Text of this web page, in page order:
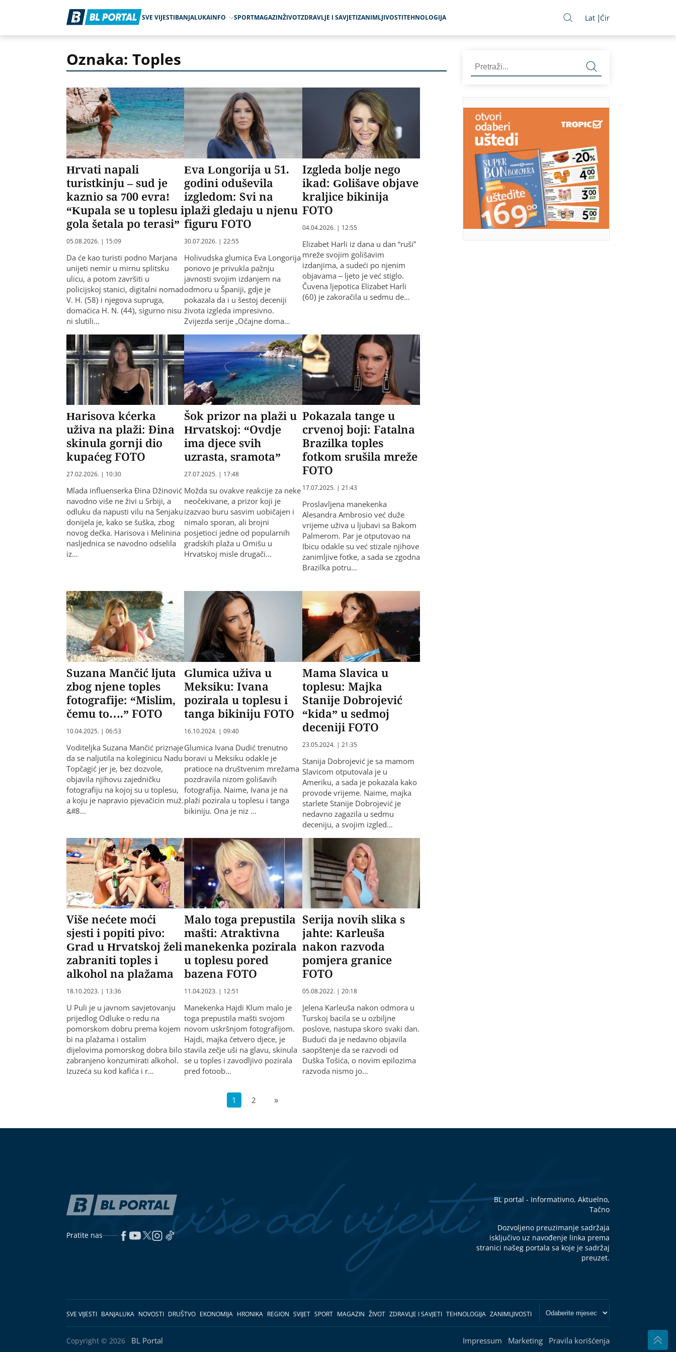
SVE VIJESTIBANJALUKAINFO SPORTMAGAZINŽIVOTZDRAVLJE I SAVJETIZANIMLJIVOSTITEHNOLOGIJA Lat Ćir
Oznaka: Toples
Hrvati napali
turistkinju – sud je
kaznio sa 700 evra!
“Kupala se u toplesu i
gola šetala po terasi”
05.08.2026. | 15:09
Da će kao turisti podno Marjana
unijeti nemir u mirnu splitsku
ulicu, a potom završiti u
policijskoj stanici, digitalni nomad
V. H. (58) i njegova supruga,
domaćica H. N. (44), sigurno nisu
ni slutili…
Eva Longorija u 51.
godini oduševila
izgledom: Svi na
plaži gledaju u njenu
figuru FOTO
30.07.2026. | 22:55
Holivudska glumica Eva Longorija
ponovo je privukla pažnju
javnosti svojim izdanjem na
odmoru u Španiji, gdje je
pokazala da i u šestoj deceniji
života izgleda impresivno.
Zvijezda serije „Očajne doma…
Izgleda bolje nego
ikad: Golišave objave
kraljice bikinija
FOTO
04.04.2026. | 12:55
Elizabet Harli iz dana u dan “ruši”
mreže svojim golišavim
izdanjima, a sudeći po njenim
objavama – ljeto je već stiglo.
Čuvena ljepotica Elizabet Harli
(60) je zakoračila u sedmu de…
Harisova kćerka
uživa na plaži: Đina
skinula gornji dio
kupaćeg FOTO
27.02.2026. | 10:30
Mlada influenserka Đina Džinović
navodno više ne živi u Srbiji, a
odluku da napusti vilu na Senjaku
donijela je, kako se šuška, zbog
novog dečka. Harisova i Melinina
nasljednica se navodno odselila
iz…
Šok prizor na plaži u
Hrvatskoj: “Ovdje
ima djece svih
uzrasta, sramota”
27.07.2025. | 17:48
Možda su ovakve reakcije za neke
neočekivane, a prizor koji je
izazvao buru sasvim uobičajen i
nimalo sporan, ali brojni
posjetioci jedne od popularnih
gradskih plaža u Omišu u
Hrvatskoj misle drugači…
Pokazala tange u
crvenoj boji: Fatalna
Brazilka toples
fotkom srušila mreže
FOTO
17.07.2025. | 21:43
​Proslavljena manekenka
Alesandra Ambrosio već duže
vrijeme uživa u ljubavi sa Bakom
Palmerom. Par je otputovao na
Ibicu odakle su već stizale njihove
zanimljive fotke, a sada se zgodna
Brazilka potru…
Suzana Mančić ljuta
zbog njene toples
fotografije: “Mislim,
čemu to….” FOTO
10.04.2025. | 06:53
Voditeljka Suzana Mančić priznaje
da se naljutila na koleginicu Nadu
Topčagić jer je, bez dozvole,
objavila njihovu zajedničku
fotografiju na kojoj su u toplesu,
a koju je napravio pjevačicin muž.
&#8…
Glumica uživa u
Meksiku: Ivana
pozirala u toplesu i
tanga bikiniju FOTO
16.10.2024. | 09:40
Glumica Ivana Dudić trenutno
boravi u Meksiku odakle je
pratioce na društvenim mrežama
pozdravila nizom golišavih
fotografija. Naime, Ivana je na
plaži pozirala u toplesu i tanga
bikiniju. Ona je niz …
Mama Slavica u
toplesu: Majka
Stanije Dobrojević
“kida” u sedmoj
deceniji FOTO
23.05.2024. | 21:35
Stanija Dobrojević je sa mamom
Slavicom otputovala je u
Ameriku, a sada je pokazala kako
provode vrijeme. Naime, majka
starlete Stanije Dobrojević je
nedavno zagazila u sedmu
deceniju, a svojim izgled…
Više nećete moći
sjesti i popiti pivo:
Grad u Hrvatskoj želi
zabraniti toples i
alkohol na plažama
18.10.2023. | 13:36
U Puli je u javnom savjetovanju
prijedlog Odluke o redu na
pomorskom dobru prema kojem
bi na plažama i ostalim
dijelovima pomorskog dobra bilo
zabranjeno konzumirati alkohol.
Izuzeća su kod kafića i r…
Malo toga prepustila
mašti: Atraktivna
manekenka pozirala
u toplesu pored
bazena FOTO
11.04.2023. | 12:51
Manekenka Hajdi Klum malo je
toga prepustila mašti svojom
novom uskršnjom fotografijom.
Hajdi, majka četvero djece, je
stavila zečje uši na glavu, skinula
se u toples i zavodljivo pozirala
pred fotoob…
Serija novih slika s
jahte: Karleuša
nakon razvoda
pomjera granice
FOTO
05.08.2022. | 20:18
Jelena Karleuša nakon odmora u
Turskoj bacila se u ozbiljne
poslove, nastupa skoro svaki dan.
Budući da je nedavno objavila
saopštenje da se razvodi od
Duška Tošića, o novim epilozima
razvoda nismo jo…
1 2 »
Pratite nas
BL portal - Informativno, Aktuelno,
Tačno
Dozvoljeno preuzimanje sadržaja
isključivo uz navođenje linka prema
stranici našeg portala sa koje je sadržaj
preuzet.
SVE VIJESTI BANJALUKA NOVOSTI DRUŠTVO EKONOMIJA HRONIKA REGION SVIJET SPORT MAGAZIN ŽIVOT ZDRAVLJE I SAVJETI TEHNOLOGIJA ZANIMLJIVOSTI
Copyright © 2026 BL Portal Impressum Marketing Pravila korišćenja